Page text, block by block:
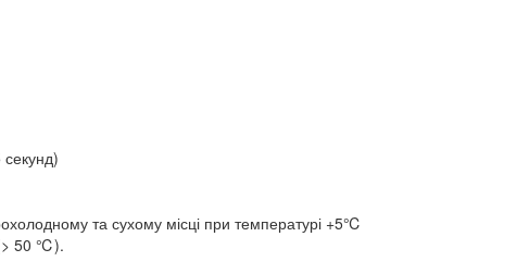
секунд)
та сухому місці при температурі +5℃
(> 50 ℃).